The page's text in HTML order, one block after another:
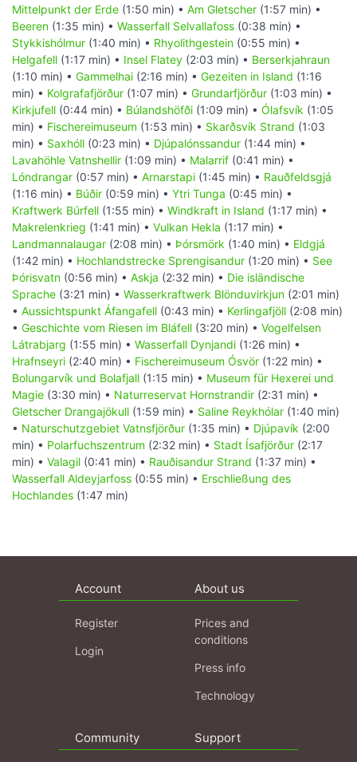
Mittelpunkt der Erde (1:50 min) • Am Gletscher (1:57 min) •
Beeren (1:35 min) • Wasserfall Selvallafoss (0:38 min) •
Stykkishólmur (1:40 min) • Rhyolithgestein (0:55 min) •
Helgafell (1:17 min) • Insel Flatey (2:03 min) • Berserkjahraun
(1:10 min) • Gammelhai (2:16 min) • Gezeiten in Island (1:16
min) • Kolgrafafjörður (1:07 min) • Grundarfjörður (1:03 min) •
Kirkjufell (0:44 min) • Búlandshöfði (1:09 min) • Ólafsvík (1:05
min) • Fischereimuseum (1:53 min) • Skarðsvík Strand (1:03
min) • Saxhóll (0:23 min) • Djúpalónssandur (1:44 min) •
Lavahöhle Vatnshellir (1:09 min) • Malarrif (0:41 min) •
Lóndrangar (0:57 min) • Arnarstapi (1:45 min) • Rauðfeldsgjá
(1:16 min) • Búðir (0:59 min) • Ytri Tunga (0:45 min) •
Kraftwerk Búrfell (1:55 min) • Windkraft in Island (1:17 min) •
Makrelenkrieg (1:41 min) • Vulkan Hekla (1:17 min) •
Landmannalaugar (2:08 min) • Þórsmörk (1:40 min) • Eldgjá
(1:42 min) • Hochlandstrecke Sprengisandur (1:20 min) • See
Þórisvatn (0:56 min) • Askja (2:32 min) • Die isländische
Sprache (3:21 min) • Wasserkraftwerk Blönduvirkjun (2:01 min)
• Aussichtspunkt Áfangafell (0:43 min) • Kerlingafjöll (2:08 min)
• Geschichte vom Riesen im Bláfell (3:20 min) • Vogelfelsen
Látrabjarg (1:55 min) • Wasserfall Dynjandi (1:26 min) •
Hrafnseyri (2:40 min) • Fischereimuseum Ósvör (1:22 min) •
Bolungarvík und Bolafjall (1:15 min) • Museum für Hexerei und
Magie (3:30 min) • Naturreservat Hornstrandir (2:31 min) •
Gletscher Drangajökull (1:59 min) • Saline Reykhólar (1:40 min)
• Naturschutzgebiet Vatnsfjörður (1:35 min) • Djúpavík (2:00
min) • Polarfuchszentrum (2:32 min) • Stadt Ísafjörður (2:17
min) • Valagil (0:41 min) • Rauðisandur Strand (1:37 min) •
Wasserfall Aldeyjarfoss (0:55 min) • Erschließung des
Hochlandes (1:47 min)
Account
Register
Login
About us
Prices and
conditions
Press info
Technology
Community Support